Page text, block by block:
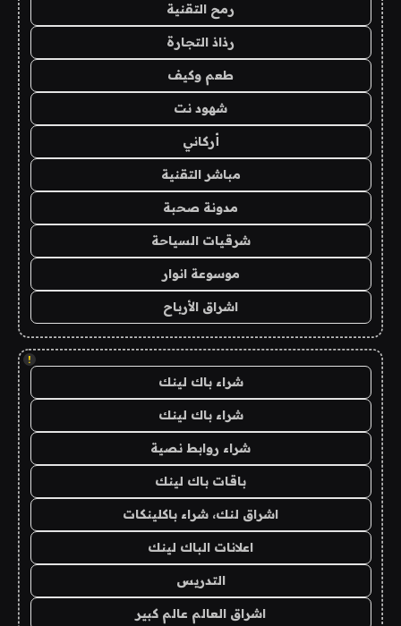
رمح التقنية
رذاذ التجارة
طعم وكيف
شهود نت
أركاني
مباشر التقنية
مدونة صحبة
شرقيات السياحة
موسوعة انوار
اشراق الأرباح
!
شراء باك لينك
شراء باك لينك
شراء روابط نصية
باقات باك لينك
اشراق لنك، شراء باكلينكات
اعلانات الباك لينك
التدريس
اشراق العالم عالم كبير